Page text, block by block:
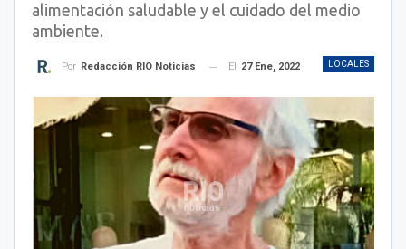
alimentación saludable y el cuidado del medio
ambiente.
LOCALES
Por Redacción RIO Noticias El 27 Ene, 2022